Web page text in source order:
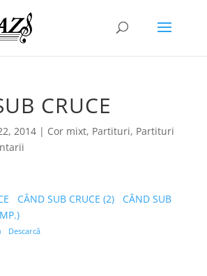
CRUCE
2014| Cor mixt, Partituri, Partituri
CÂND SUB CRUCE (2)
CÂND SUB
Descarcă